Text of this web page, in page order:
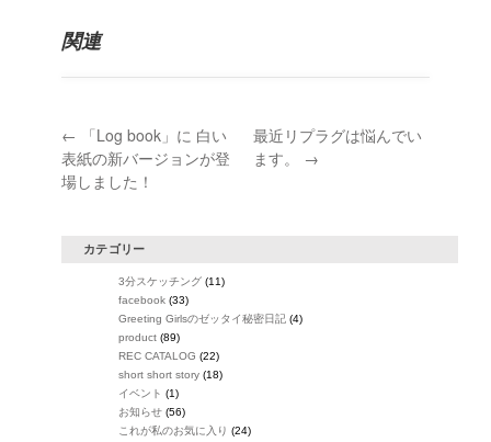
関連
← 「Log book」に 白い
表紙の新バージョンが登
場しました！
最近リプラグは悩んでい
ます。
→
カテゴリー
3分スケッチング (11)
facebook (33)
Greeting Girlsのゼッタイ秘密日記 (4)
product (89)
REC CATALOG (22)
short short story (18)
イベント (1)
お知らせ (56)
これが私のお気に入り (24)